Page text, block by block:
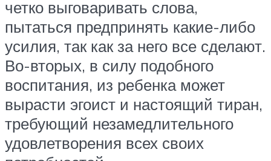
четко выговаривать слова,
пытаться предпринять какие-либо
усилия, так как за него все сделают.
Во-вторых, в силу подобного
воспитания, из ребенка может
вырасти эгоист и настоящий тиран,
требующий незамедлительного
удовлетворения всех своих